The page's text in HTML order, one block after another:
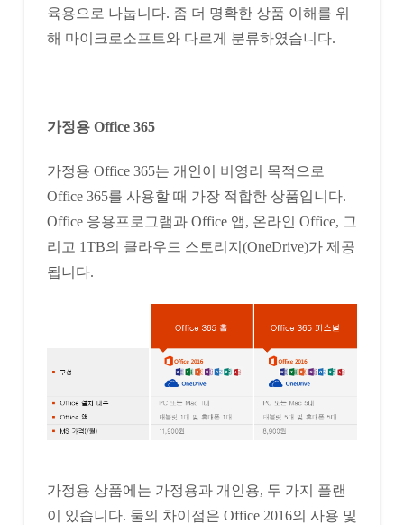
육용으로 나눕니다. 좀 더 명확한 상품 이해를 위
해 마이크로소프트와 다르게 분류하였습니다.
가정용 Office 365
가정용 Office 365는 개인이 비영리 목적으로
Office 365를 사용할 때 가장 적합한 상품입니다.
Office 응용프로그램과 Office 앱, 온라인 Office, 그
리고 1TB의 클라우드 스토리지(OneDrive)가 제공
됩니다.
가정용 상품에는 가정용과 개인용, 두 가지 플랜
이 있습니다. 둘의 차이점은 Office 2016의 사용 및